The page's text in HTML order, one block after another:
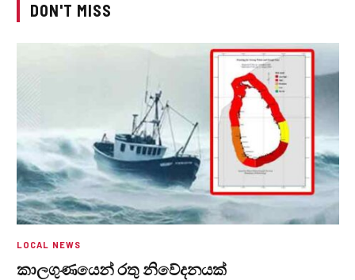
DON'T MISS
LOCAL NEWS
කාලගුණයෙන් ‍රතු නිවේදනයක්